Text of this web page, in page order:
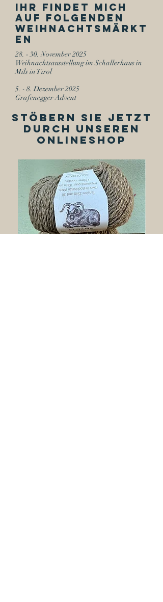
Ihr findet mich
auf folgenden
Weihnachtsmärkt
en
28. - 30. November 2025
Weihnachtsausstellung im Schallerhaus in
Mils in Tirol
5. - 8. Dezember 2025
Grafenegger Advent
STÖBERN SIE JETZT
DURCH UNSEREN
ONLINESHOP